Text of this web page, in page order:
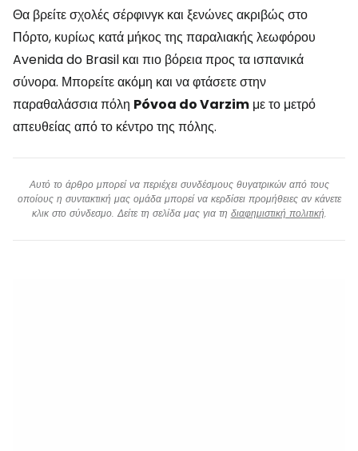
Θα βρείτε σχολές σέρφινγκ και ξενώνες ακριβώς στο
Πόρτο, κυρίως κατά μήκος της παραλιακής λεωφόρου
Avenida do Brasil και πιο βόρεια προς τα ισπανικά
σύνορα. Μπορείτε ακόμη και να φτάσετε στην
παραθαλάσσια πόλη Póvoa do Varzim με το μετρό
απευθείας από το κέντρο της πόλης.
Αυτό το άρθρο μπορεί να περιέχει συνδέσμους θυγατρικών από τους
οποίους η συντακτική μας ομάδα μπορεί να κερδίσει προμήθειες αν κάνετε
κλικ στο σύνδεσμο. Δείτε τη σελίδα μας για τη διαφημιστική πολιτική.